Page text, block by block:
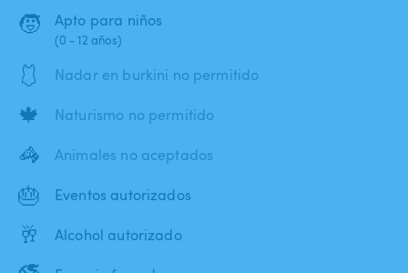
🧒 Apto para niños
(0 - 12 años)
🩱 Nadar en burkini no permitido
🍁 Naturismo no permitido
🦓 Animales no aceptados
🎂 Eventos autorizados
🥂 Alcohol autorizado